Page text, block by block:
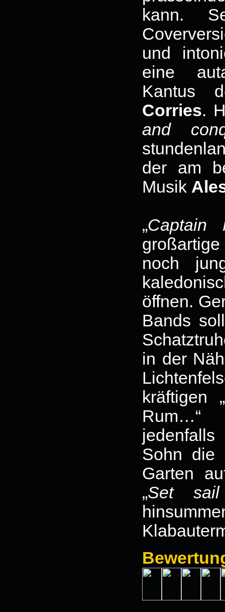
kann.
und
eine
Kantus
Corries.
and
der am
Musik
„Captain
noch
öffnen.
Bands
in der
kräftigen
Rum…“
Sohn die
Garten
„Set